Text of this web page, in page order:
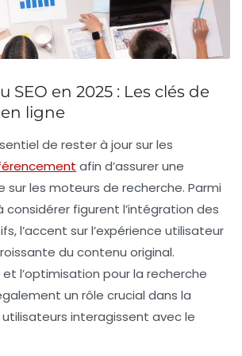
SEO en 2025 : Les clés de
ligne
de rester à jour sur les
afin d’assurer une
sur les moteurs de recherche. Parmi
figurent l’intégration des
, l’accent sur l’expérience utilisateur
du contenu original.
et l’optimisation pour la recherche
un rôle crucial dans la
interagissent avec le